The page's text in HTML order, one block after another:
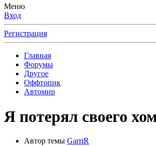
Меню
Вход
Регистрация
Главная
Форумы
Другое
Оффтопик
Автомир
Я потерял своего
Автор темы GarriR